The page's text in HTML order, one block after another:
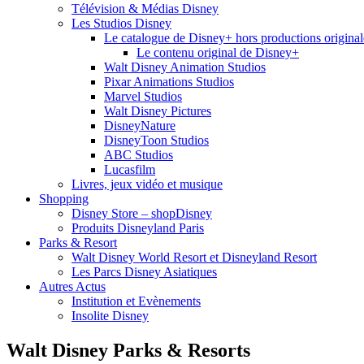
Télévision & Médias Disney
Les Studios Disney
Le catalogue de Disney+ hors productions
Le contenu original de Disney+
Walt Disney Animation Studios
Pixar Animations Studios
Marvel Studios
Walt Disney Pictures
DisneyNature
DisneyToon Studios
ABC Studios
Lucasfilm
Livres, jeux vidéo et musique
Shopping
Disney Store – shopDisney
Produits Disneyland Paris
Parks & Resort
Walt Disney World Resort et Disneyland Resort
Les Parcs Disney Asiatiques
Autres Actus
Institution et Evènements
Insolite Disney
Walt Disney Parks & Resorts